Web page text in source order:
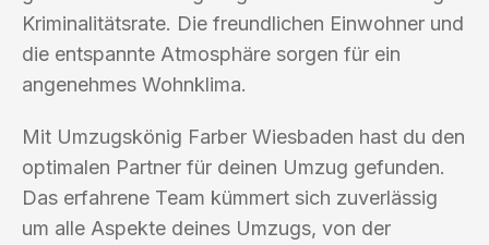
Kriminalitätsrate. Die freundlichen Einwohner und
die entspannte Atmosphäre sorgen für ein
angenehmes Wohnklima.
Mit Umzugskönig Farber Wiesbaden hast du den
optimalen Partner für deinen Umzug gefunden.
Das erfahrene Team kümmert sich zuverlässig
um alle Aspekte deines Umzugs, von der